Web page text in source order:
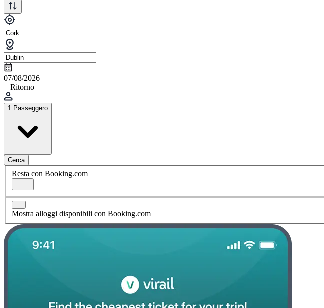
07/08/2026
+ Ritorno
1 Passeggero
Cerca
Resta con Booking.com
Mostra alloggi disponibili con Booking.com